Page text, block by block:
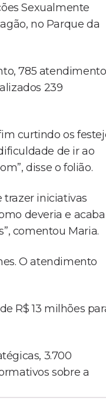
Sexualmente
no Parque da
785
239
curtindo os
de ir ao
disse o folião.
trazer iniciativas
deveria e acaba
comentou Maria.
O atendimento
R$ 13 milhões
3.700
sobre a